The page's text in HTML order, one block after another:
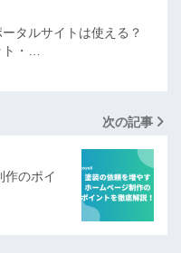
タルサイトは使える？
・…
次の記事
作のポイ